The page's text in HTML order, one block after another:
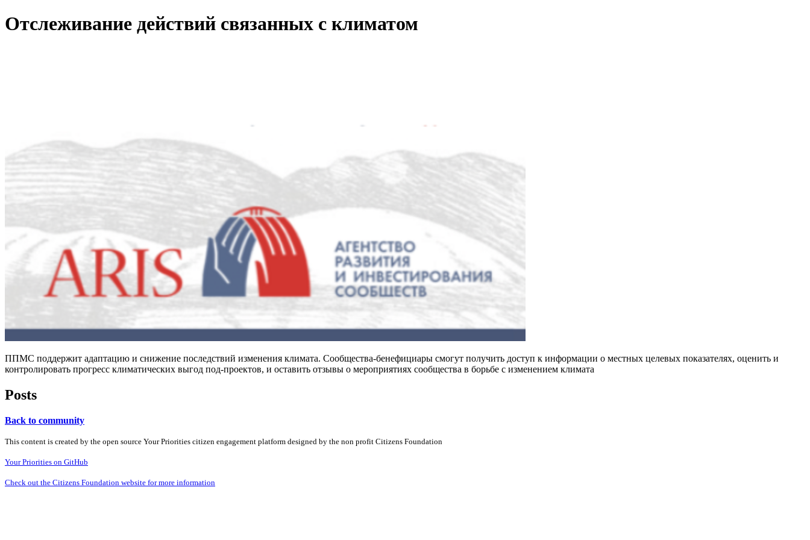
Отслеживание действий связанных с климатом
ППМС поддержит адаптацию и снижение последствий изменения климата. Сообщества-бенефициары смогут получить доступ к информации о местных целевых показателях, оценить и
контролировать прогресс климатических выгод под-проектов, и оставить отзывы о мероприятиях сообщества в борьбе с изменением климата
Posts
Back to community
This content is created by the open source Your Priorities citizen engagement platform designed by the non profit Citizens Foundation
Your Priorities on GitHub
Check out the Citizens Foundation website for more information